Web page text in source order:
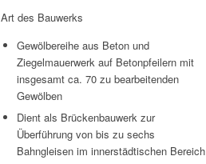
Art des Bauwerks
Gewölbereihe aus Beton und
Ziegelmauerwerk auf Betonpfeilern mit
insgesamt ca. 70 zu bearbeitenden
Gewölben
Dient als Brückenbauwerk zur
Überführung von bis zu sechs
Bahngleisen im innerstädtischen Bereich